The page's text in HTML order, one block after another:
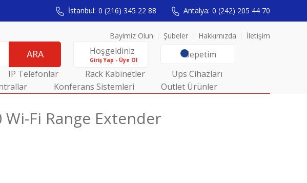
İstanbul: 0 (216) 345 22 88 Antalya: 0 (242) 205 44 70
Bayimiz Olun Şubeler Hakkımızda İletişim
ARA Hoşgeldiniz
Giriş Yap - Üye Ol Sepetim
IP Telefonlar Rack Kabinetler
Ups Cihazları
Konferans Sistemleri Outlet Ürünler
Wi-Fi Range Extender